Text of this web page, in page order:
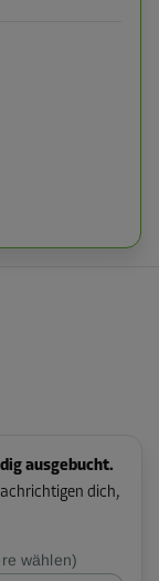
ausgebucht.
dich,
wählen)